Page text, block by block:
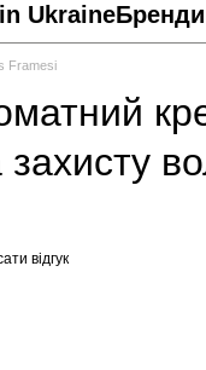
UkraineБренди
Framesi
захисту
відгук